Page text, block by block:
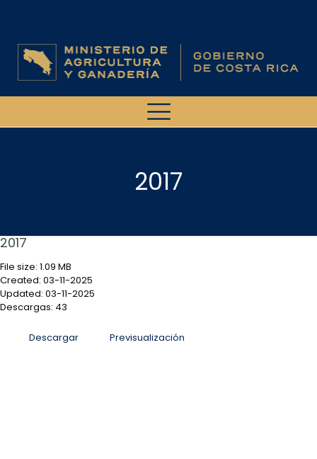
2017
2017
File size: 1.09 MB
Created: 03-11-2025
Updated: 03-11-2025
Descargas: 43
Descargar Previsualización